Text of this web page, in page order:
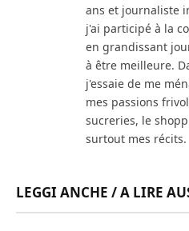
ans et journaliste
j'ai participé à la
en grandissant
à être meilleure.
j'essaie de me
mes passions
sucreries, le
surtout mes récits.
LEGGI ANCHE / A LIRE